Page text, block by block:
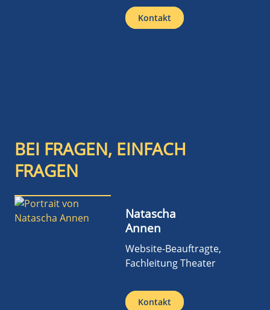
Kontakt
BEI FRAGEN, EINFACH
FRAGEN
Natascha
Annen
Website-Beauftragte,
Fachleitung Theater
Kontakt